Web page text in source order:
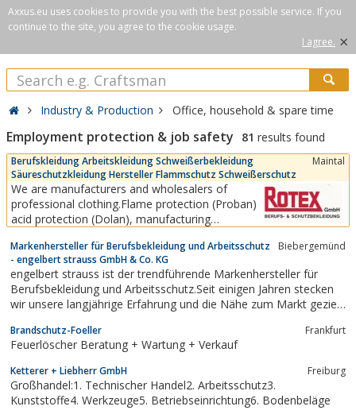
Axxus.eu uses cookies to provide you with the best possible service. If you
continue to the site, you agree to the cookie usage.
I agree. ×
Industry & Production Office, household & spare time
Employment protection & job safety 81 results found
Berufskleidung Arbeitskleidung Schweißerbekleidung
Säureschutzkleidung Hersteller Flammschutz Schweißerschutz
Maintal
We are manufacturers and wholesalers of
professional clothing.Flame protection (Proban)
acid protection (Dolan), manufacturing
shirts, outdoor, faschion, leisure, logos, names,
embroidered, printed, winter clothes, all around
the occupational health and safety.Each...
Markenhersteller für Berufsbekleidung und Arbeitsschutz
- engelbert strauss GmbH & Co. KG
Biebergemünd
engelbert strauss ist der trendführende Markenhersteller für
Berufsbekleidung und Arbeitsschutz.Seit einigen Jahren stecken
wir unsere langjährige Erfahrung und die Nähe zum Markt gezielt
Kunden aus Handwerk und Industrie durchdachte
Eigenentwicklungen im Bereich...
Brandschutz-Foeller Frankfurt
Feuerlöscher Beratung + Wartung + Verkauf
Ketterer + Liebherr GmbH Freiburg
Großhandel:1. Technischer Handel2. Arbeitsschutz3.
Kunststoffe4. Werkzeuge5. Betriebseinrichtung6. Bodenbeläge